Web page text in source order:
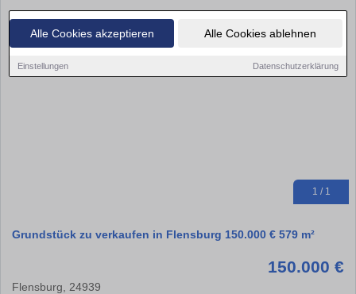
Alle Cookies akzeptieren Alle Cookies ablehnen
Einstellungen Datenschutzerklärung
1 / 1
Grundstück zu verkaufen in Flensburg 150.000 € 579 m²
150.000 €
Flensburg, 24939